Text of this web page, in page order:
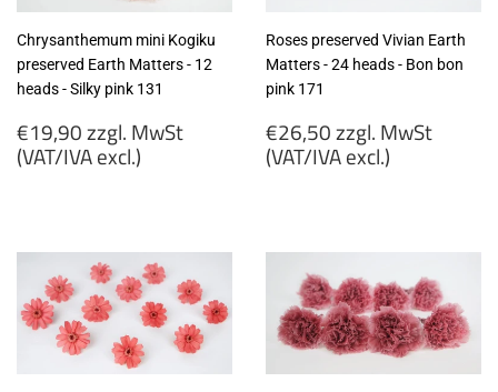
Chrysanthemum mini Kogiku
preserved Earth Matters - 12
heads - Silky pink 131
Regular
price
€19,90 zzgl. MwSt
(VAT/IVA excl.)
MwSt
(VAT/IVA
excl.)
Roses preserved Vivian Earth
Matters - 24 heads - Bon bon
pink 171
Regular
price
€26,50 zzgl. MwSt
(VAT/IVA excl.)
MwSt
(VAT/IVA
excl.)